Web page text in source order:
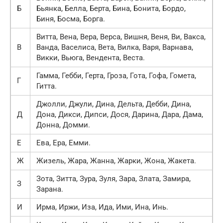
Б
Бьянка, Белла, Берта, Бина, Бонита, Бордо,
Биня, Босма, Борга.
В
Витта, Вена, Вера, Верса, Вишня, Веня, Ви, Вакса,
Ванда, Васелиса, Вета, Вилка, Варя, Варнава,
Викки, Вьюга, Вендента, Веста.
Г
Гамма, Гебби, Герта, Гроза, Гота, Гофа, Гомета,
Гитта.
Д
Джолли, Джули, Дина, Дельта, Дебби, Дина,
Дона, Дикси, Дипси, Дося, Дарина, Дара, Дама,
Донна, Домми.
Е
Ева, Ера, Емми.
Ж
Жизель, Жара, Жанна, Жарки, Жона, Жакета.
З
Зота, Зитта, Зура, Зуля, Зара, Злата, Замира,
Зарана.
И
Ирма, Иржи, Иза, Ида, Ими, Ина, Инь.